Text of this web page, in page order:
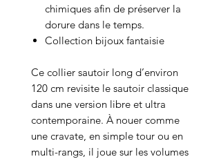
chimiques afin de préserver la
dorure dans le temps.
Collection bijoux fantaisie
Ce collier sautoir long d’environ
120 cm revisite le sautoir classique
dans une version libre et ultra
contemporaine. À nouer comme
une cravate, en simple tour ou en
multi-rangs, il joue sur les volumes